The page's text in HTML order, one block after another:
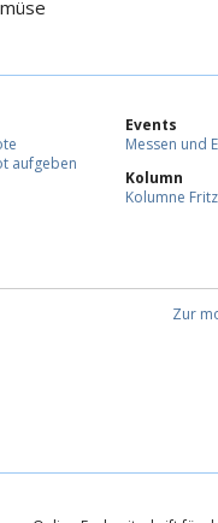
aufgeben
Events
Messen und
Kolumn
Kolumne
Zur